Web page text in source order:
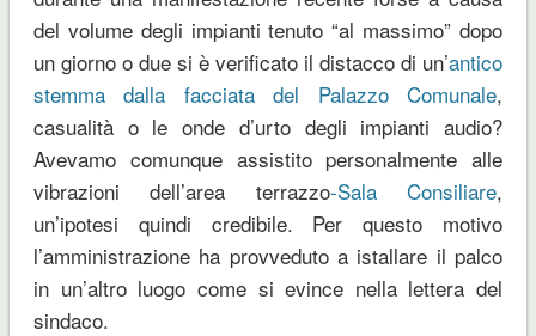
del volume degli impianti tenuto “al massimo” dopo
un giorno o due si è verificato il distacco di un’antico
stemma dalla facciata del Palazzo Comunale,
casualità o le onde d’urto degli impianti audio?
Avevamo comunque assistito personalmente alle
vibrazioni dell’area terrazzo-Sala Consiliare,
un’ipotesi quindi credibile. Per questo motivo
l’amministrazione ha provveduto a istallare il palco
in un’altro luogo come si evince nella lettera del
sindaco.